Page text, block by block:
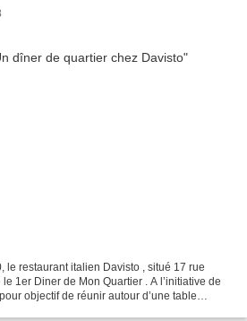
le restaurant italien Davisto , situé 17 rue
1er Diner de Mon Quartier . A l’initiative de
objectif de réunir autour d’une table